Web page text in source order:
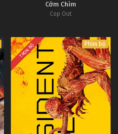
Cớm Chìm
Cop Out
TRỌN BỘ Phim bộ